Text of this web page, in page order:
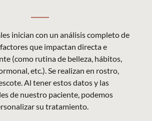
inician con un análisis completo de
que impactan directa e
(como rutina de belleza, hábitos,
etc.). Se realizan en rostro,
Al tener estos datos y las
de nuestro paciente, podemos
su tratamiento.